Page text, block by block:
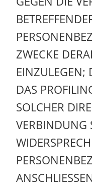
ZWECKE
EINZULEGEN;
DAS
SOLCHER
VERBINDUNG